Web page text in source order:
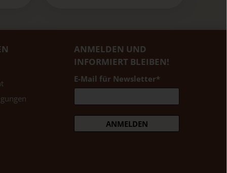
ANMELDEN UND
INFORMIERT BLEIBEN!
E-Mail für Newsletter*
ANMELDEN